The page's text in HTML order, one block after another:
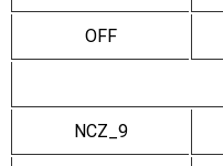
OFF
NCZ_9